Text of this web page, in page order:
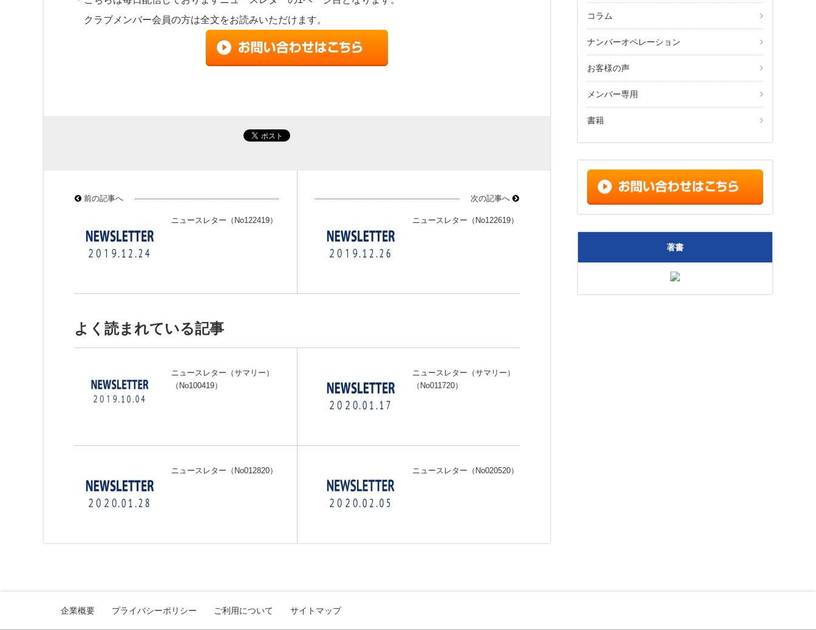
クラブメンバー会員の方は全文をお読みいただけます。
前の記事へ
ニュースレター（No122419）
次の記事へ
ニュースレター（No122619）
よく読まれている記事
ニュースレター（サマリー）
（No100419）
ニュースレター（サマリー）
（No011720）
ニュースレター（No012820） ニュースレター（No020520）
コラム
ナンバーオペレーション
お客様の声
メンバー専用
書籍
著書
企業概要 プライバシーポリシー ご利用について サイトマップ